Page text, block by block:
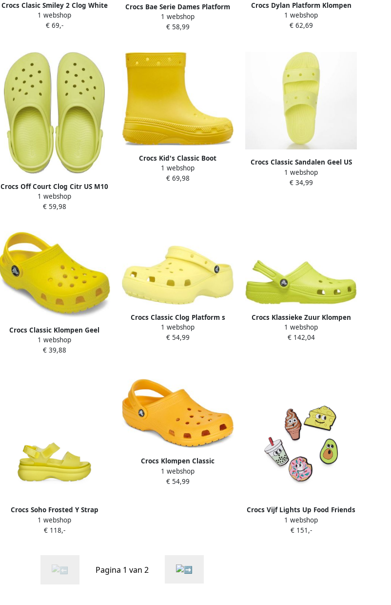
Crocs Clasic Smiley 2 Clog White
Multi 48 49 M13
1 webshop
€ 69,-
Crocs Bae Serie Dames Platform
Slippers Daylily Unieke Hoogte
1 webshop
€ 58,99
Crocs Dylan Platform Klompen
Beige Vrouw
1 webshop
€ 62,69
Crocs Off Court Clog Citr US M10
W12
1 webshop
€ 59,98
Crocs Kid's Classic Boot
Rubberlaarzen maat M6 W8 geel
1 webshop
€ 69,98
Crocs Classic Sandalen Geel US
M9 W11
1 webshop
€ 34,99
Crocs Classic Klompen Geel
1 webshop
€ 39,88
Crocs Classic Clog Platform s
1 webshop
€ 54,99
Crocs Klassieke Zuur Klompen
1 webshop
€ 142,04
Crocs Soho Frosted Y Strap
platform sandals Geel
1 webshop
€ 118,-
Crocs Klompen Classic
1 webshop
€ 54,99
Crocs Vijf Lights Up Food Friends
Jibbitz™ schoenaccessoires Geel
1 webshop
€ 151,-
Pagina 1 van 2